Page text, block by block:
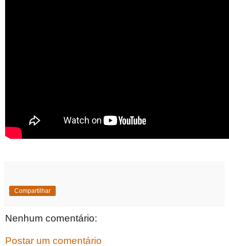
Compartilhar
Nenhum comentário:
Postar um comentário